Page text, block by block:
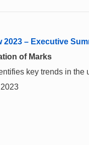
2023 – Executive
of Marks
key trends in the